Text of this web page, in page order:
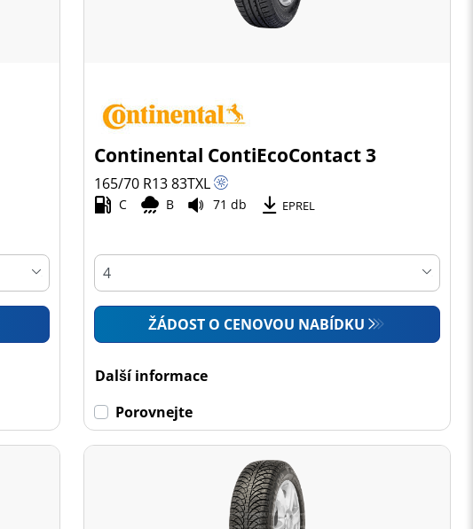
Continental ContiEcoContact 3
165/70 R1383TXL
C B 71 db EPREL
ŽÁDOST O CENOVOU NABÍDKU
Další informace
Porovnejte